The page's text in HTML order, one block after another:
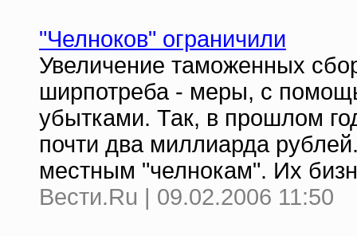
"Челноков" ограничили
Увеличение таможенных
ширпотреба - меры, с
убытками. Так, в прошлом
почти два миллиарда
местным "челнокам". Их
Вести.Ru | 09.02.2006 11:50